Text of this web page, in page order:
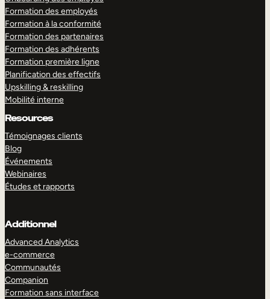
Formation des employés
Formation à la conformité
Formation des partenaires
Formation des adhérents
Formation première ligne
Planification des effectifs
Upskilling & reskilling
Mobilité interne
Resources
Témoignages clients
Blog
Événements
Webinaires
Études et rapports
Additionnel
Advanced Analytics
e-commerce
Communautés
Companion
Formation sans interface